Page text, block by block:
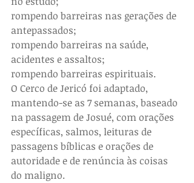
rompendo barreiras nas gerações de
antepassados;
rompendo barreiras na saúde,
acidentes e assaltos;
rompendo barreiras espirituais.
O Cerco de Jericó foi adaptado,
mantendo-se as 7 semanas, baseado
na passagem de Josué, com orações
específicas, salmos, leituras de
passagens bíblicas e orações de
autoridade e de renúncia às coisas
do maligno.